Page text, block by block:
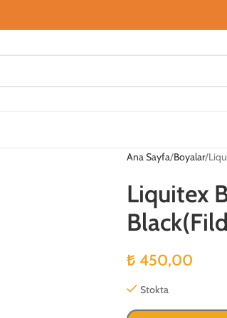
Ana Sayfa Boyalar
Liquitex
₺ 450,00
Stokta